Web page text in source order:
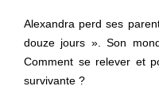
Alexandra perd ses
douze jours ». Son
Comment se relever et
survivante ?